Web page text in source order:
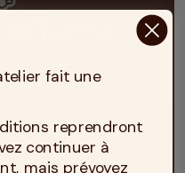
fait une
reprendront
continuer à
mais prévoyez